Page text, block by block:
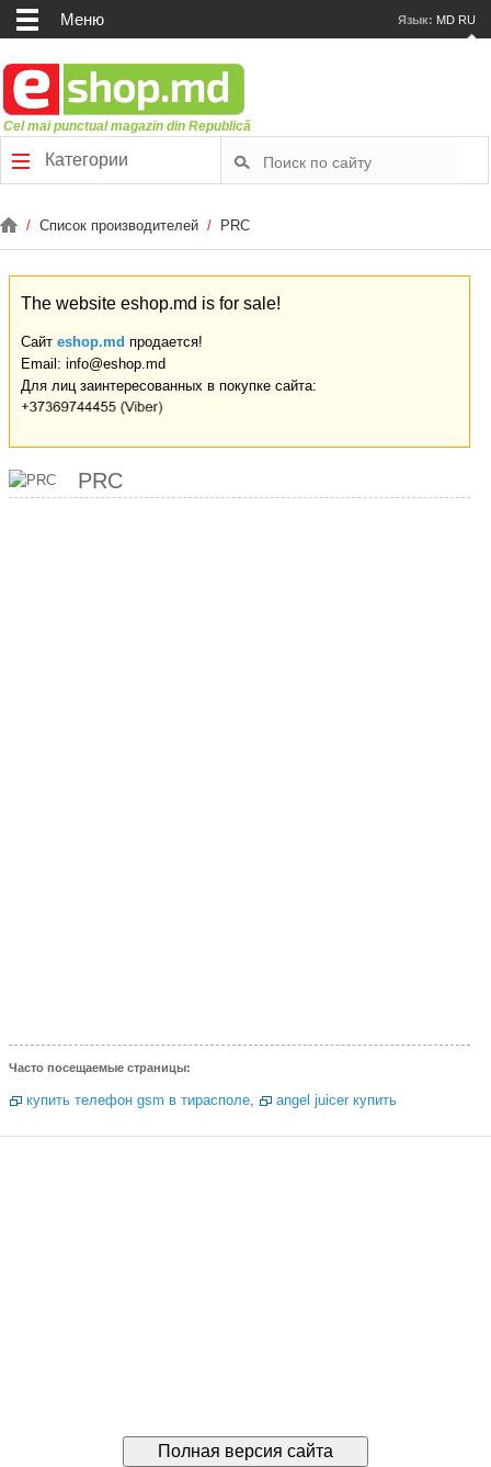
Меню Язык: MD RU
Cel mai punctual magazin din Republică
Категории
/ Список производителей / PRC
The website eshop.md is for sale!
Сайт eshop.md продается!
Email: info@eshop.md
Для лиц заинтересованных в покупке сайта:
PRC
Часто посещаемые страницы:
купить телефон gsm в тирасполе, angel juicer купить